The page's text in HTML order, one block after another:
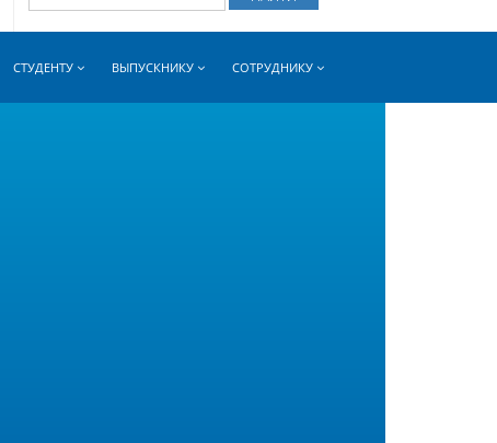
СТУДЕНТУ ВЫПУСКНИКУ СОТРУДНИКУ